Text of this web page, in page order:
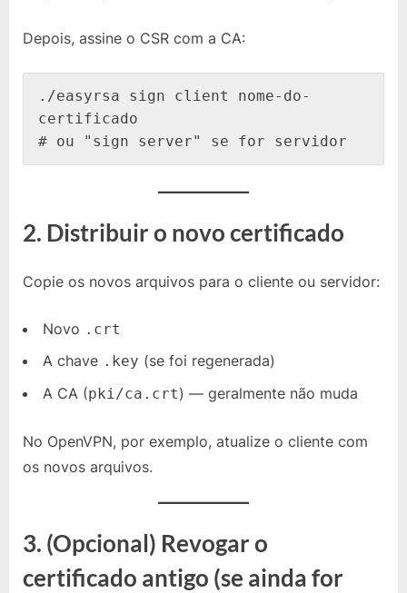
Depois, assine o CSR com a CA:
./easyrsa sign client nome-do-
certificado
2. Distribuir o novo certificado
Copie os novos arquivos para o cliente ou servidor:
Novo .crt
A chave .key (se foi regenerada)
A CA (pki/ca.crt) — geralmente não muda
No OpenVPN, por exemplo, atualize o cliente com
os novos arquivos.
3. (Opcional) Revogar o
certificado antigo (se ainda for